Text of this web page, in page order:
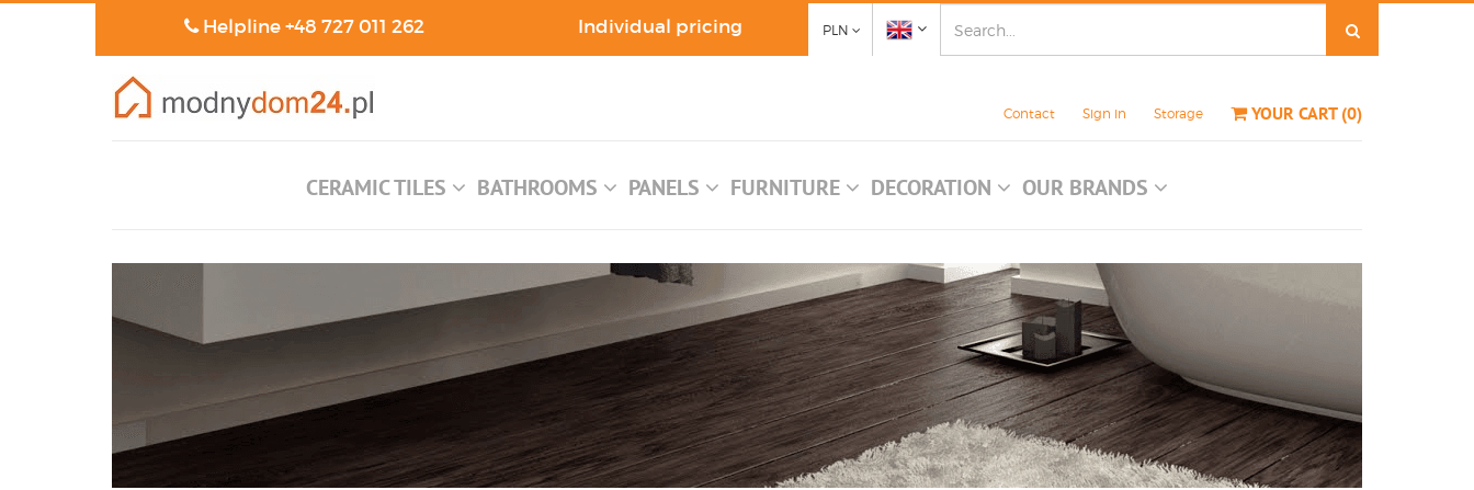
Helpline+48 727 011 262 Individual pricing PLN
Contact Sign in Storage YOUR CART(0)
CERAMIC TILES BATHROOMS PANELS FURNITURE DECORATION OUR BRANDS